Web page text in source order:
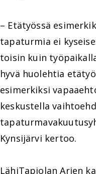
– Etätyössä
tapaturmia ei
toisin kuin
hyvä huolehtia
esimerkiksi
keskustella
Kynsijärvi kertoo.
LähiTapiolan Arjen